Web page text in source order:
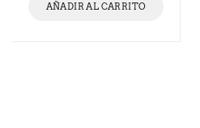
AÑADIR AL CARRITO